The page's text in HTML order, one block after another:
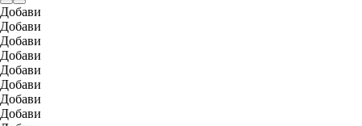
Добави
Добави
Добави
Добави
Добави
Добави
Добави
Добави